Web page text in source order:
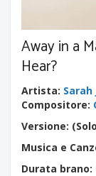
Away in a
Hear?
Artista: Sarah
Compositore:
Versione:
Musica e
Durata brano: